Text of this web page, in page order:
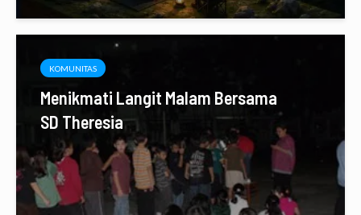
KOMUNITAS
Menikmati Langit Malam Bersama
SD Theresia